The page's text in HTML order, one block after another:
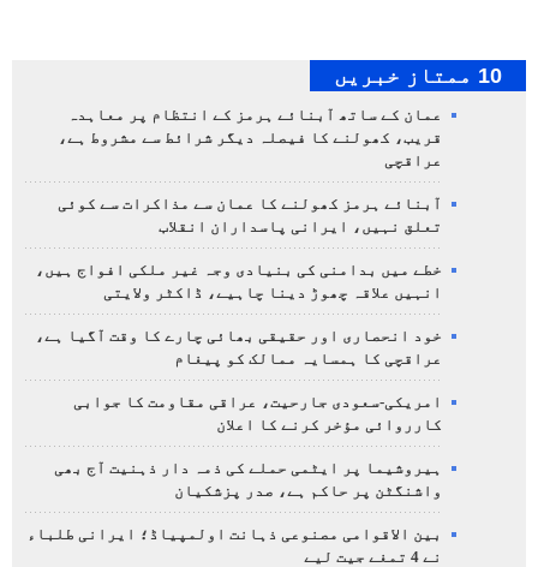
10 ممتاز خبریں
عمان کے ساتھ آبنائے ہرمز کے انتظام پر معاہدہ
قریب، کھولنے کا فیصلہ دیگر شرائط سے مشروط ہے،
عراقچی
آبنائے ہرمز کھولنے کا عمان سے مذاکرات سے کوئی
تعلق نہیں، ایرانی پاسداران انقلاب
خطے میں بدامنی کی بنیادی وجہ غیر ملکی افواج ہیں،
انہیں علاقہ چھوڑ دینا چاہیے، ڈاکٹر ولایتی
خود انحصاری اور حقیقی بھائی چارے کا وقت آگیا ہے،
عراقچی کا ہمسایہ ممالک کو پیغام
امریکی-سعودی جارحیت، عراقی مقاومت کا جوابی
کارروائی مؤخر کرنے کا اعلان
ہیروشیما پر ایٹمی حملے کی ذمہ دار ذہنیت آج بھی
واشنگٹن پر حاکم ہے، صدر پزشکیان
بین الاقوامی مصنوعی ذہانت اولمپیاڈ؛ ایرانی طلباء
نے 4 تمغے جیت لیے